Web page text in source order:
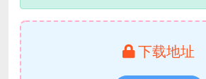
下载地址